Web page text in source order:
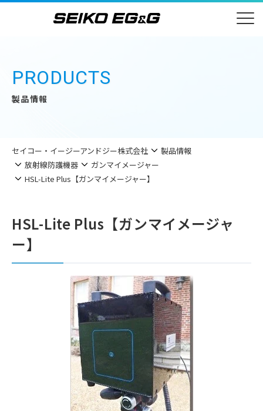
PRODUCTS
製品情報
セイコー・イージーアンドジー株式会社
製品情報
放射線防護機器
ガンマイメージャー
HSL-Lite Plus【ガンマイメージャー】
HSL-Lite Plus【ガンマイメージャ
ー】